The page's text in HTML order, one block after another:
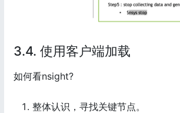
3.4. 使用客户端加载
如何看nsight?
整体认识，寻找关键节点。